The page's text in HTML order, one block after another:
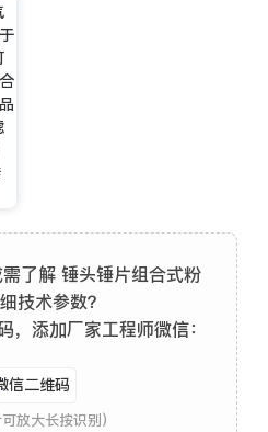
了解 锤头锤片组合式粉
技术参数？
，添加厂家工程师微信：
放大长按识别)